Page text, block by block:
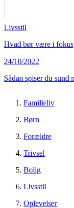
Livsstil
Hvad bør være i
24/10/2022
Sådan spiser du sund
Familieliv
Børn
Forældre
Trivsel
Bolig
Livsstil
Oplevelser